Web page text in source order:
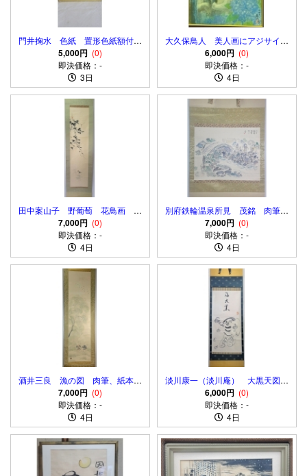
門井掬水 色紙 置形色紙額付
鏑木清方の門人 美人画、目黒雅
叙園(掬水の間)で有名
5,000円 (0)
即決価格：-
3日
大久保鳥人 美人画にアジサイ
肉筆 水彩画
6,000円 (0)
即決価格：-
4日
田中案山子 野葡萄 花鳥画 肉
筆、紙本 共箱
7,000円 (0)
即決価格：-
4日
別府鉄輪温泉所見 茂銘 肉筆
紙本 共箱
7,000円 (0)
即決価格：-
4日
酒井三良 漁の図 肉筆、紙本
合わせ箱
7,000円 (0)
即決価格：-
4日
淡川康一（淡川庵） 大黒天図
禅画 肉筆、紙本 共箱
6,000円 (0)
即決価格：-
4日